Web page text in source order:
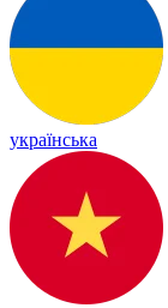
українська